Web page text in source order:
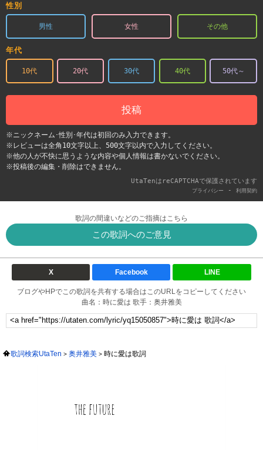
性別
男性 女性 その他
年代
10代 20代 30代 40代 50代～
投稿
※ニックネーム･性別･年代は初回のみ入力できます。
※レビューは全角10文字以上、500文字以内で入力してください。
※他の人が不快に思うような内容や個人情報は書かないでください。
※投稿後の編集・削除はできません。
UtaTenはreCAPTCHAで保護されています
プライバシー - 利用契約
歌詞の間違いなどのご指摘はこちら
この歌詞へのご意見
X Facebook LINE
ブログやHPでこの歌詞を共有する場合はこのURLをコピーしてください
曲名：時に愛は 歌手：奥井雅美
歌詞検索UtaTen 奥井雅美 時に愛は歌詞